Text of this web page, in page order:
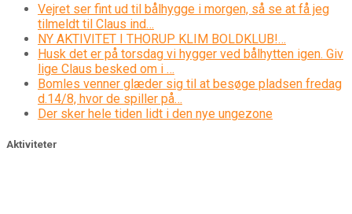
Vejret ser fint ud til bålhygge i morgen, så se at få jeg
tilmeldt til Claus ind…
NY AKTIVITET I THORUP KLIM BOLDKLUB!…
Husk det er på torsdag vi hygger ved bålhytten igen. Giv
lige Claus besked om i …
Bomles venner glæder sig til at besøge pladsen fredag
d.14/8, hvor de spiller på…
Der sker hele tiden lidt i den nye ungezone
Aktiviteter